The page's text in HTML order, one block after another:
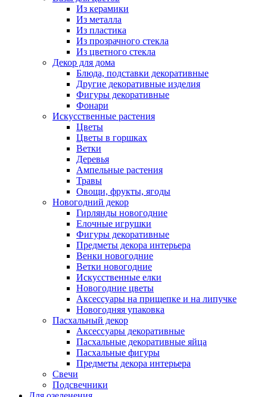
Из керамики
Из металла
Из пластика
Из прозрачного стекла
Из цветного стекла
Декор для дома
Блюда, подставки декоративные
Другие декоративные изделия
Фигуры декоративные
Фонари
Искусственные растения
Цветы
Цветы в горшках
Ветки
Деревья
Ампельные растения
Травы
Овощи, фрукты, ягоды
Новогодний декор
Гирлянды новогодние
Елочные игрушки
Фигуры декоративные
Предметы декора интерьера
Венки новогодние
Ветки новогодние
Искусственные елки
Новогодние цветы
Аксессуары на прищепке и на липучке
Новогодняя упаковка
Пасхальный декор
Аксессуары декоративные
Пасхальные декоративные яйца
Пасхальные фигуры
Предметы декора интерьера
Свечи
Подсвечники